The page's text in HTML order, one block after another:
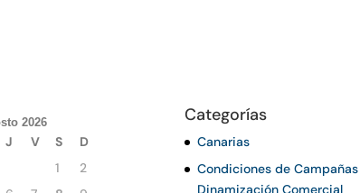
2026
J V S
D
1
2
Categorías
Canarias
Condiciones de
Dinamización Comercial